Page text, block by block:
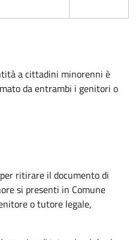
a cittadini minorenni è
da entrambi i genitori o
ritirare il documento di
si presenti in Comune
o tutore legale,